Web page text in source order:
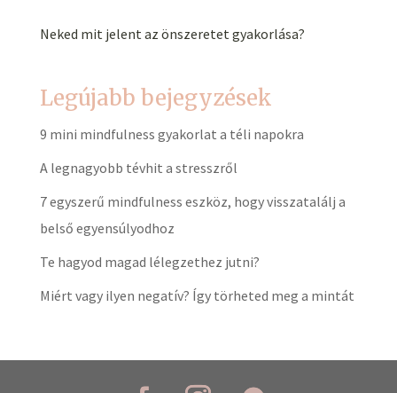
Neked mit jelent az önszeretet gyakorlása?
Legújabb bejegyzések
9 mini mindfulness gyakorlat a téli napokra
A legnagyobb tévhit a stresszről
7 egyszerű mindfulness eszköz, hogy visszatalálj a
belső egyensúlyodhoz
Te hagyod magad lélegzethez jutni?
Miért vagy ilyen negatív? Így törheted meg a mintát